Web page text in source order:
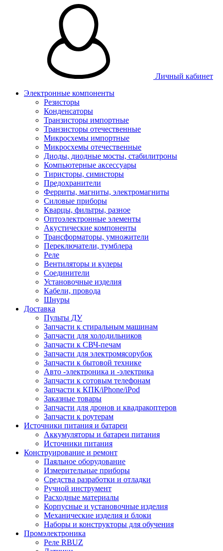
Личный кабинет
Электронные компоненты
Резисторы
Конденсаторы
Транзисторы импортные
Транзисторы отечественные
Микросхемы импортные
Микросхемы отечественные
Диоды, диодные мосты, стабилитроны
Компьютерные аксессуары
Тиристоры, симисторы
Предохранители
Ферриты, магниты, электромагниты
Силовые приборы
Кварцы, фильтры, разное
Оптоэлектронные элементы
Акустические компоненты
Трансформаторы, умножители
Переключатели, тумблера
Реле
Вентиляторы и кулеры
Соединители
Установочные изделия
Кабели, провода
Шнуры
Доставка
Пульты ДУ
Запчасти к стиральным машинам
Запчасти для холодильников
Запчасти к СВЧ-печам
Запчасти для электромясорубок
Запчасти к бытовой технике
Авто -электроника и -электрика
Запчасти к сотовым телефонам
Запчасти к КПК/iPhone/iPod
Заказные товары
Запчасти для дронов и квадракоптеров
Запчасти к роутерам
Источники питания и батареи
Аккумуляторы и батареи питания
Источники питания
Конструирование и ремонт
Паяльное оборудование
Измерительные приборы
Средства разработки и отладки
Ручной инструмент
Расходные материалы
Корпусные и установочные изделия
Механические изделия и блоки
Наборы и конструкторы для обучения
Промэлектроника
Реле RBUZ